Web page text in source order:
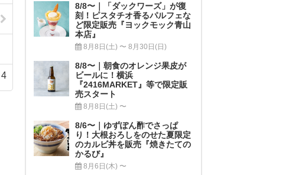
4
8/8〜｜「ダックワーズ」が復
刻！ピスタチオ香るパルフェな
ど限定販売『ヨックモック青山
本店』
8月8日(土) 〜 8月30日(日)
8/8〜｜朝食のオレンジ果皮が
ビールに！横浜
『2416MARKET』等で限定販
売スタート
8月8日(土) 〜
8/6〜｜ゆずぽん酢でさっぱ
り！大根おろしをのせた夏限定
のカルビ丼を販売『焼きたての
かるび』
8月6日(木) 〜